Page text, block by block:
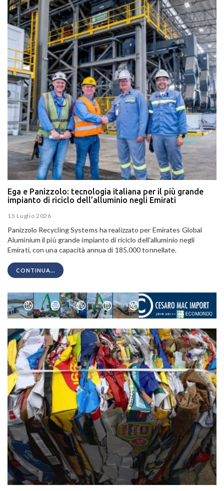
Ega e Panizzolo: tecnologia italiana per il più grande
impianto di riciclo dell’alluminio negli Emirati
15 Luglio 2026
Panizzolo Recycling Systems ha realizzato per Emirates Global
Aluminium ilpiù grande impianto di riciclo dell'alluminio negli
Emirati, con una capacità annua di 185.000 tonnellate.
CONTINUA...